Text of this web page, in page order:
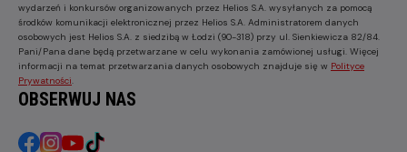
wydarzeń i konkursów organizowanych przez Helios S.A. wysyłanych za pomocą
środków komunikacji elektronicznej przez Helios S.A. Administratorem danych
osobowych jest Helios S.A. z siedzibą w Łodzi (90-318) przy ul. Sienkiewicza 82/84.
Pani/Pana dane będą przetwarzane w celu wykonania zamówionej usługi. Więcej
informacji na temat przetwarzania danych osobowych znajduje się w Polityce
Prywatności
OBSERWUJ NAS